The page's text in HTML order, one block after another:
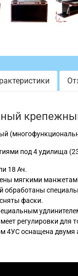
под 4 удилища
18 Ач.
мягкими
обработаны
фаски.
регулировки для
4УС оснащена двумя